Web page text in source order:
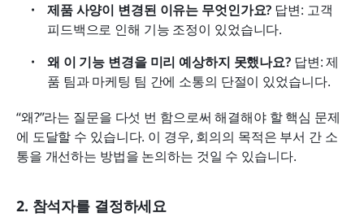
제품 사양이 변경된 이유는 무엇인가요? 답변: 고객
피드백으로 인해 기능 조정이 있었습니다.
왜 이 기능 변경을 미리 예상하지 못했나요? 답변: 제
품 팀과 마케팅 팀 간에 소통의 단절이 있었습니다.
“왜?”라는 질문을 다섯 번 함으로써 해결해야 할 핵심 문제
에 도달할 수 있습니다. 이 경우, 회의의 목적은 부서 간 소
통을 개선하는 방법을 논의하는 것일 수 있습니다.
2. 참석자를 결정하세요